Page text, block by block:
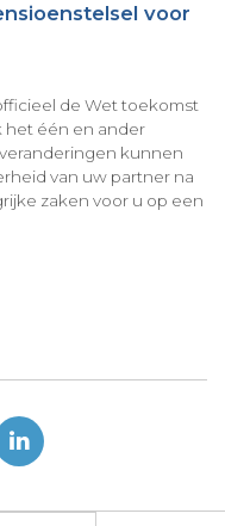
voor
de Wet toekomst
het één en ander
kunnen
van uw partner na
zaken voor u op een